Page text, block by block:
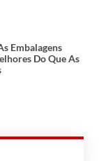
Embalagens
Do Que As